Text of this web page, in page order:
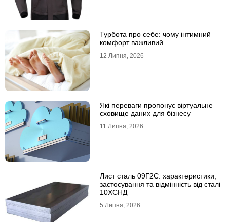
Турбота про себе: чому інтимний
комфорт важливий
12 Липня, 2026
Які переваги пропонує віртуальне
сховище даних для бізнесу
11 Липня, 2026
Лист сталь 09Г2С: характеристики,
застосування та відмінність від сталі
10ХСНД
5 Липня, 2026